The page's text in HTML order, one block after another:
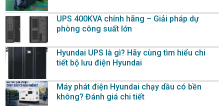
UPS 400KVA chính hãng – Giải pháp dự
phòng công suất lớn
Hyundai UPS là gì? Hãy cùng tìm hiểu chi
tiết bộ lưu điện Hyundai
Máy phát điện Hyundai chạy dầu có bền
không? Đánh giá chi tiết